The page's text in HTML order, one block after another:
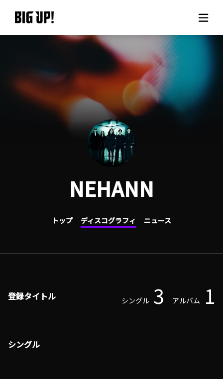
BIG UP!について
ニュース
料金プラン
サポート
ご利用の流れ
よくある質問
NEHANN
トップ ディスコグラフィ ニュース
登録タイトル シングル 3 アルバム 1
シングル